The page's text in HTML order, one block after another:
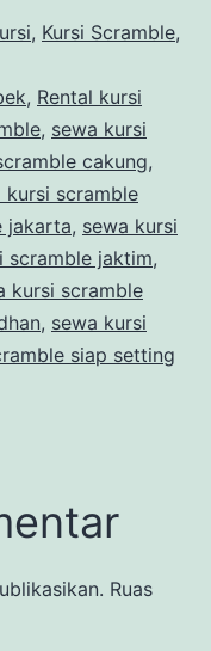
, Kursi Scramble,
, Rental kursi
, sewa kursi
cakung,
kursi scramble
jakarta, sewa kursi
scramble jaktim,
kursi scramble
, sewa kursi
siap setting
Ruas